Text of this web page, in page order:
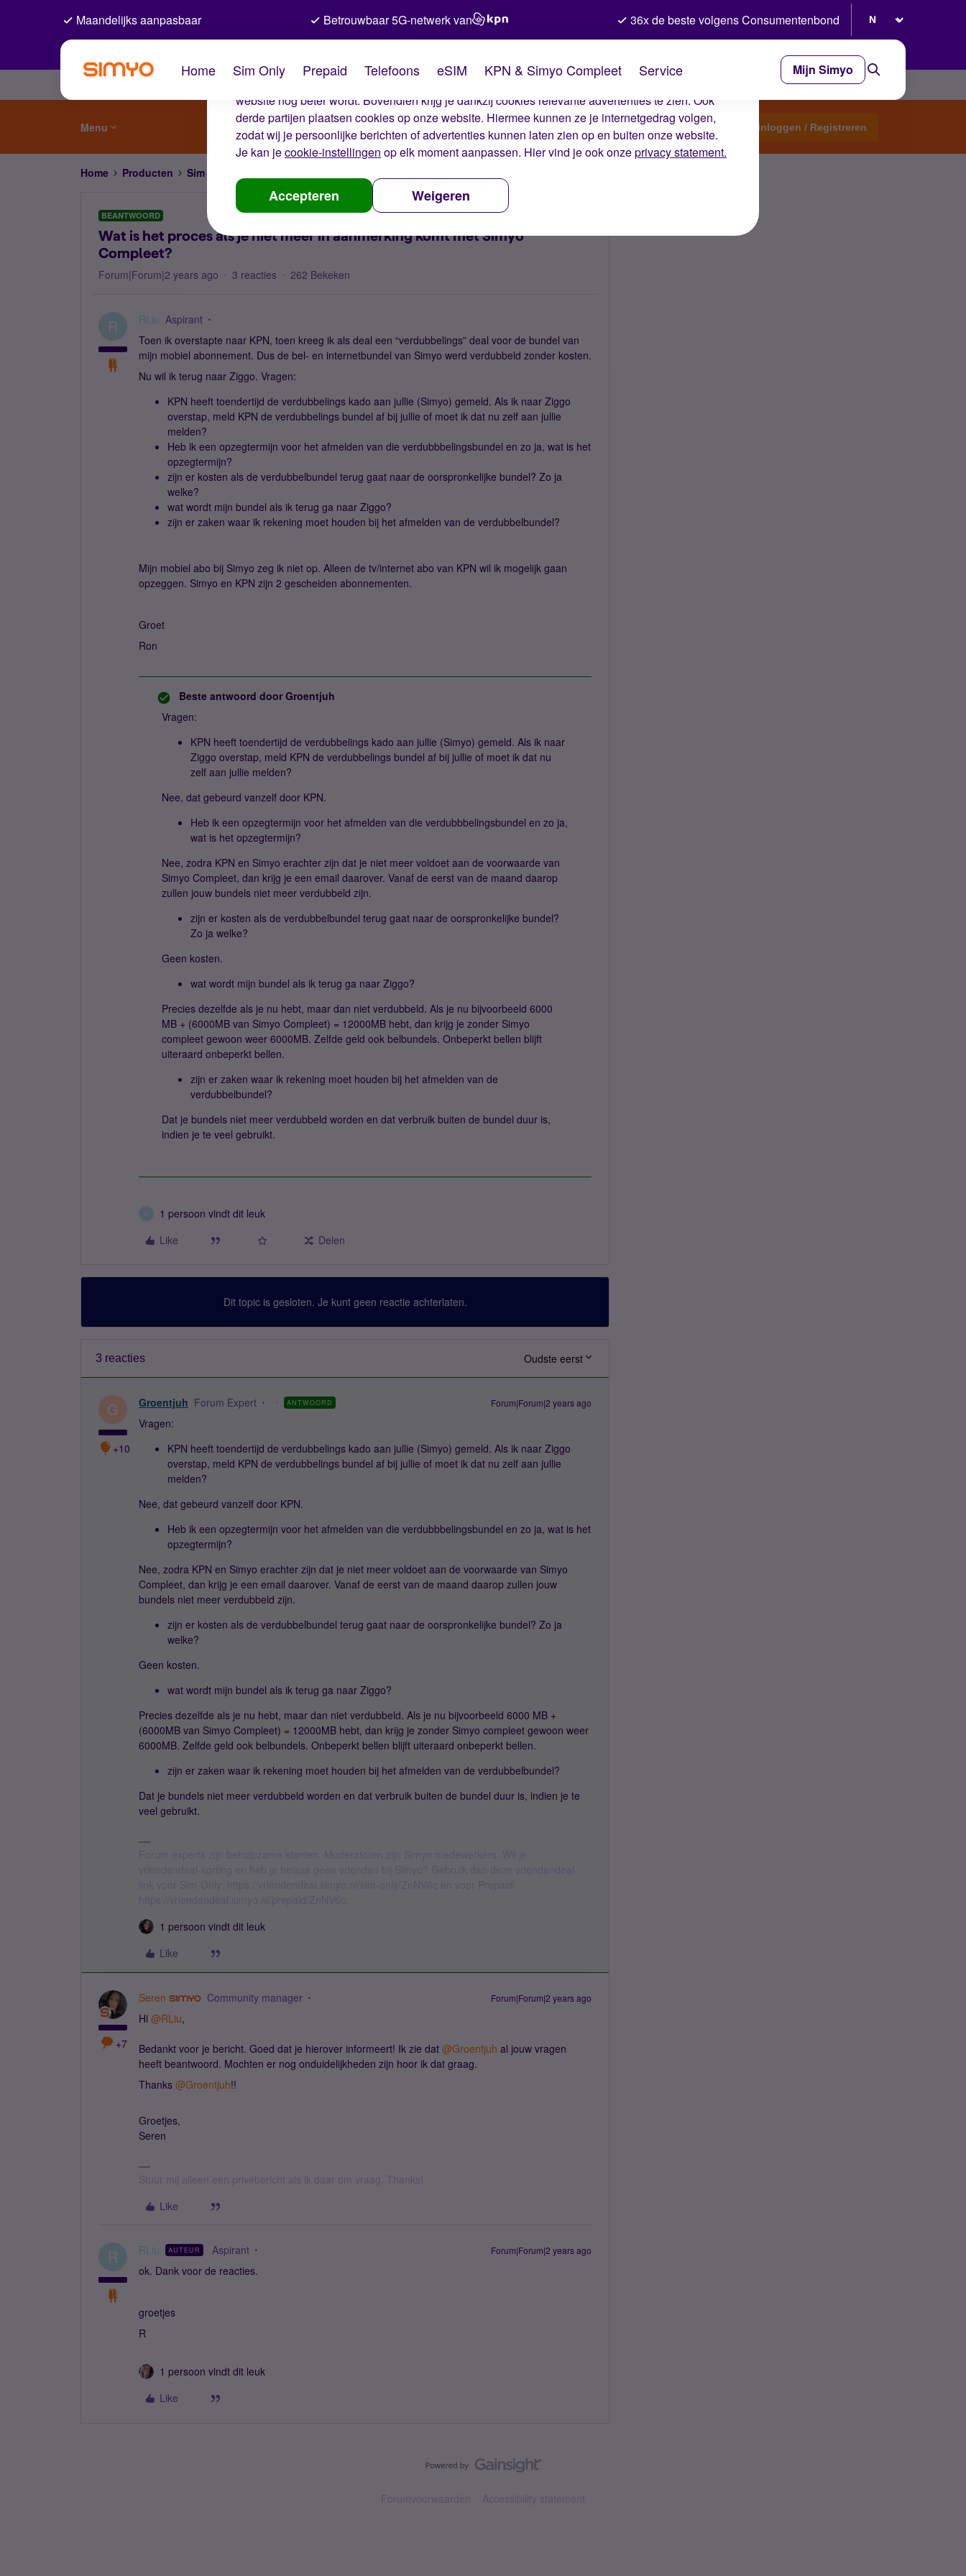
De cookies van Simyo
Wij gebruiken cookies op onze website. Met deze cookies zorgen wij ervoor dat je ervaring op de
website nog beter wordt. Bovendien krijg je dankzij cookies relevante advertenties te zien. Ook
derde partijen plaatsen cookies op onze website. Hiermee kunnen ze je internetgedrag volgen,
zodat wij je persoonlijke berichten of advertenties kunnen laten zien op en buiten onze website.
Je kan jecookie-instellingen op elk moment aanpassen. Hier vind je ook onzeprivacy statement.
Accepteren Weigeren
Maandelijks aanpasbaar Betrouwbaar 5G-netwerk van 36x de beste volgens Consumentenbond
Home Sim Only Prepaid Telefoons eSIM KPN & Simyo Compleet Service Mijn Simyo
Menu Start een topic Inloggen / Registreren
Home Producten Sim Only
BEANTWOORD
Wat is het proces als je niet meer in aanmerking komt met Simyo
Compleet?
Forum|Forum|2 years ago 3 reacties 262 Bekeken
R RLiu Aspirant
Toen ik overstapte naar KPN, toen kreeg ik als deal een “verdubbelings” deal voor de bundel van
mijn mobiel abonnement. Dus de bel- en internetbundel van Simyo werd verdubbeld zonder kosten.
Nu wil ik terug naar Ziggo. Vragen:
KPN heeft toendertijd de verdubbelings kado aan jullie (Simyo) gemeld. Als ik naar Ziggo
overstap, meld KPN de verdubbelings bundel af bij jullie of moet ik dat nu zelf aan jullie
melden?
Heb ik een opzegtermijn voor het afmelden van die verdubbbelingsbundel en zo ja, wat is het
opzegtermijn?
zijn er kosten als de verdubbelbundel terug gaat naar de oorspronkelijke bundel? Zo ja
welke?
wat wordt mijn bundel als ik terug ga naar Ziggo?
zijn er zaken waar ik rekening moet houden bij het afmelden van de verdubbelbundel?
Mijn mobiel abo bij Simyo zeg ik niet op. Alleen de tv/internet abo van KPN wil ik mogelijk gaan
opzeggen. Simyo en KPN zijn 2 gescheiden abonnementen.
Groet
Ron
Beste antwoord door Groentjuh
Vragen:
KPN heeft toendertijd de verdubbelings kado aan jullie (Simyo) gemeld. Als ik naar
Ziggo overstap, meld KPN de verdubbelings bundel af bij jullie of moet ik dat nu
zelf aan jullie melden?
Nee, dat gebeurd vanzelf door KPN.
Heb ik een opzegtermijn voor het afmelden van die verdubbbelingsbundel en zo ja,
wat is het opzegtermijn?
Nee, zodra KPN en Simyo erachter zijn dat je niet meer voldoet aan de voorwaarde van
Simyo Compleet, dan krijg je een email daarover. Vanaf de eerst van de maand daarop
zullen jouw bundels niet meer verdubbeld zijn.
zijn er kosten als de verdubbelbundel terug gaat naar de oorspronkelijke bundel?
Zo ja welke?
Geen kosten.
wat wordt mijn bundel als ik terug ga naar Ziggo?
Precies dezelfde als je nu hebt, maar dan niet verdubbeld. Als je nu bijvoorbeeld 6000
MB + (6000MB van Simyo Compleet) = 12000MB hebt, dan krijg je zonder Simyo
compleet gewoon weer 6000MB. Zelfde geld ook belbundels. Onbeperkt bellen blijft
uiteraard onbeperkt bellen.
zijn er zaken waar ik rekening moet houden bij het afmelden van de
verdubbelbundel?
Dat je bundels niet meer verdubbeld worden en dat verbruik buiten de bundel duur is,
indien je te veel gebruikt.
1 persoon vindt dit leuk
Like
Delen
Dit topic is gesloten. Je kunt geen reactie achterlaten.
3 reacties Oudste eerst
G
+10
Groentjuh Forum Expert ANTWOORD Forum|Forum|2 years ago
Vragen:
KPN heeft toendertijd de verdubbelings kado aan jullie (Simyo) gemeld. Als ik naar Ziggo
overstap, meld KPN de verdubbelings bundel af bij jullie of moet ik dat nu zelf aan jullie
melden?
Nee, dat gebeurd vanzelf door KPN.
Heb ik een opzegtermijn voor het afmelden van die verdubbbelingsbundel en zo ja, wat is het
opzegtermijn?
Nee, zodra KPN en Simyo erachter zijn dat je niet meer voldoet aan de voorwaarde van Simyo
Compleet, dan krijg je een email daarover. Vanaf de eerst van de maand daarop zullen jouw
bundels niet meer verdubbeld zijn.
zijn er kosten als de verdubbelbundel terug gaat naar de oorspronkelijke bundel? Zo ja
welke?
Geen kosten.
wat wordt mijn bundel als ik terug ga naar Ziggo?
Precies dezelfde als je nu hebt, maar dan niet verdubbeld. Als je nu bijvoorbeeld 6000 MB +
(6000MB van Simyo Compleet) = 12000MB hebt, dan krijg je zonder Simyo compleet gewoon weer
6000MB. Zelfde geld ook belbundels. Onbeperkt bellen blijft uiteraard onbeperkt bellen.
zijn er zaken waar ik rekening moet houden bij het afmelden van de verdubbelbundel?
Dat je bundels niet meer verdubbeld worden en dat verbruik buiten de bundel duur is, indien je te
veel gebruikt.
1 persoon vindt dit leuk
Like
+7
Seren Community manager Forum|Forum|2 years ago
Hi @RLiu,
Bedankt voor je bericht. Goed dat je hierover informeert! Ik zie dat @Groentjuh al jouw vragen
heeft beantwoord. Mochten er nog onduidelijkheden zijn hoor ik dat graag.
Thanks @Groentjuh!!
Groetjes,
Seren
Stuur mij alleen een privébericht als ik daar om vraag. Thanks!
Like
R RLiu AUTEUR Aspirant Forum|Forum|2 years ago
ok. Dank voor de reacties.
groetjes
R
1 persoon vindt dit leuk
Like
Forumvoorwaarden Accessibility statement